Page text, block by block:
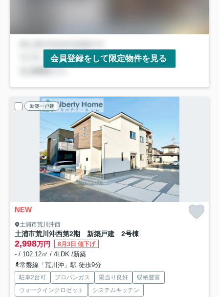
会員登録をして限定物件を見る
新築一戸建
NEW
土浦市荒川沖西
土浦市荒川沖西第2期 新築戸建 2号棟
2,998万円 8月3日 値下げ
- / 102.12㎡ / 4LDK /新築
常磐線「荒川沖」駅 徒歩9分
駐車2台可 プロパンガス 陽当り良好
収納豊富
ウォークインクロゼット
システムキッチン